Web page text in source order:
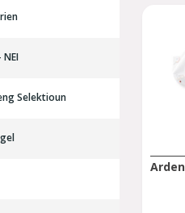
Selektioun